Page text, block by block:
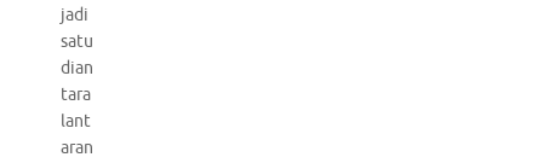
jadi
satu
dian
tara
lant
aran